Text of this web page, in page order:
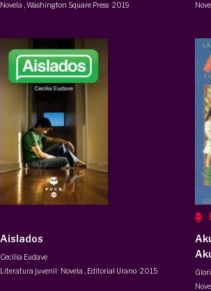
Novela Washington Square Press·2019
Aislados
Cecilia Eudave
Literatura juvenil · Novela
Editorial Urano·2015